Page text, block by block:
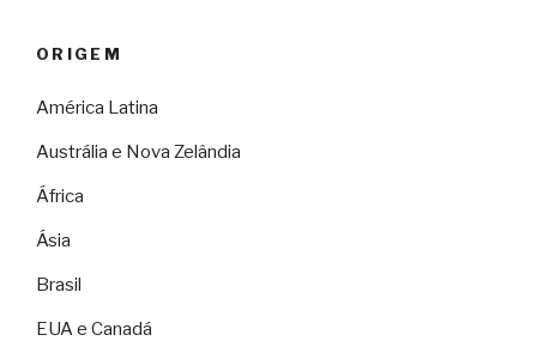
ORIGEM
América Latina
Austrália e Nova Zelândia
África
Ásia
Brasil
EUA e Canadá